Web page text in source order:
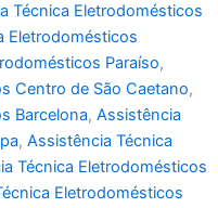
Técnica Eletrodomésticos
Eletrodomésticos
Paraíso,
Centro de São Caetano,
Barcelona, Assistência
, Assistência Técnica
Técnica Eletrodomésticos
Eletrodomésticos